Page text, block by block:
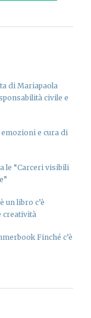
di Mariapaola
civile e
e cura di
le “Carceri visibili
un libro c’è
creatività
Finché c’è